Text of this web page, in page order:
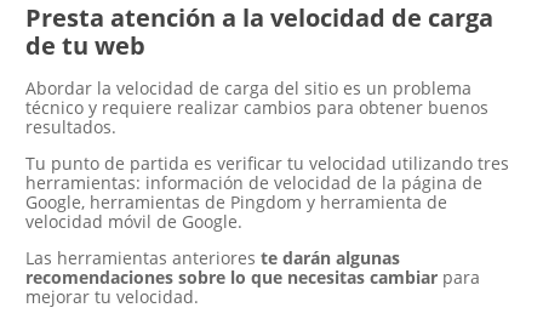
Presta atención a la velocidad de carga
de tu web
Abordar la velocidad de carga del sitio es un problema
técnico y requiere realizar cambios para obtener buenos
resultados.
Tu punto de partida es verificar tu velocidad utilizando tres
herramientas: información de velocidad de la página de
Google, herramientas de Pingdom y herramienta de
velocidad móvil de Google.
Las herramientas anteriores te darán algunas
recomendaciones sobre lo que necesitas cambiar para
mejorar tu velocidad.